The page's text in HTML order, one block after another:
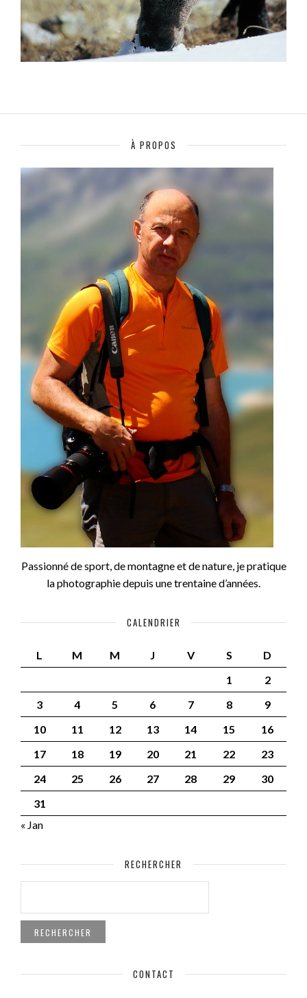
À PROPOS
Passionné de sport, de montagne et de nature, je pratique
la photographie depuis une trentaine d’années.
CALENDRIER
L M M J V S
D
1
2
3
4 5 6 7 8
9
10
11 12 13 14 15
16
17
18 19 20 21 22
23
24
25 26 27 28 29
30
31
« Jan
RECHERCHER
CONTACT